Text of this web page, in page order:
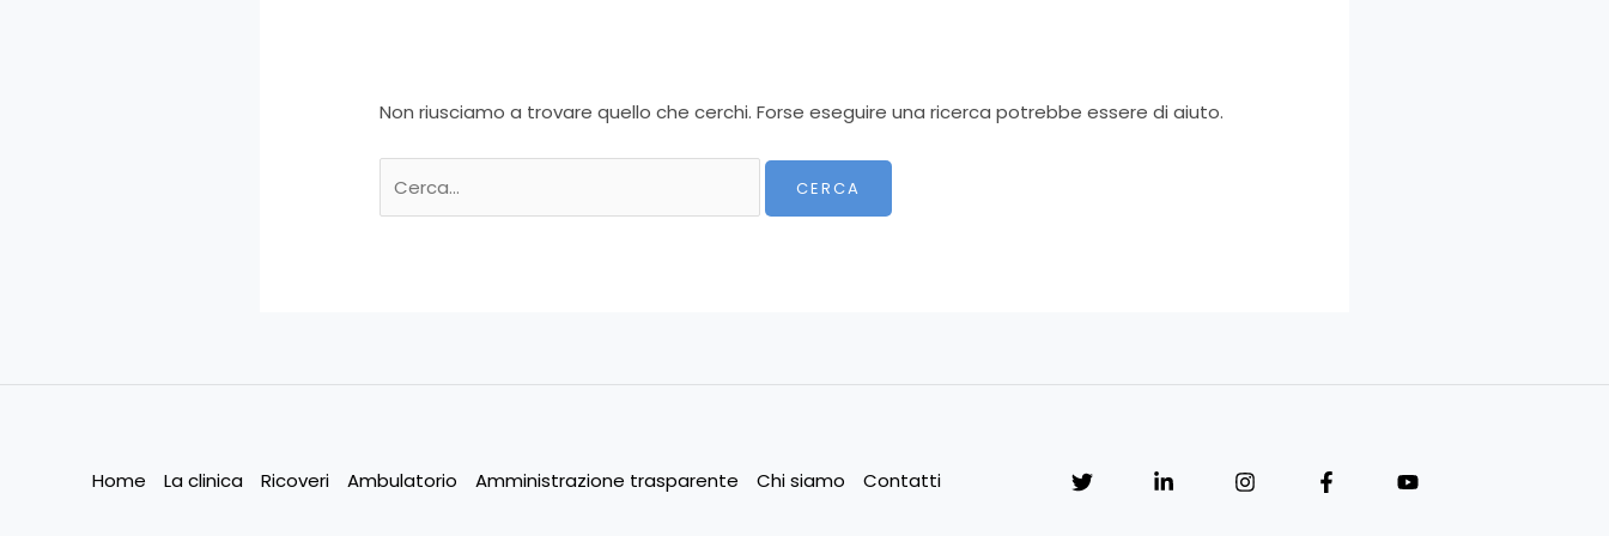
Non riusciamo a trovare quello che cerchi. Forse eseguire una ricerca potrebbe essere di aiuto.
Home La clinica Ricoveri Ambulatorio Amministrazione trasparente Chi siamo Contatti